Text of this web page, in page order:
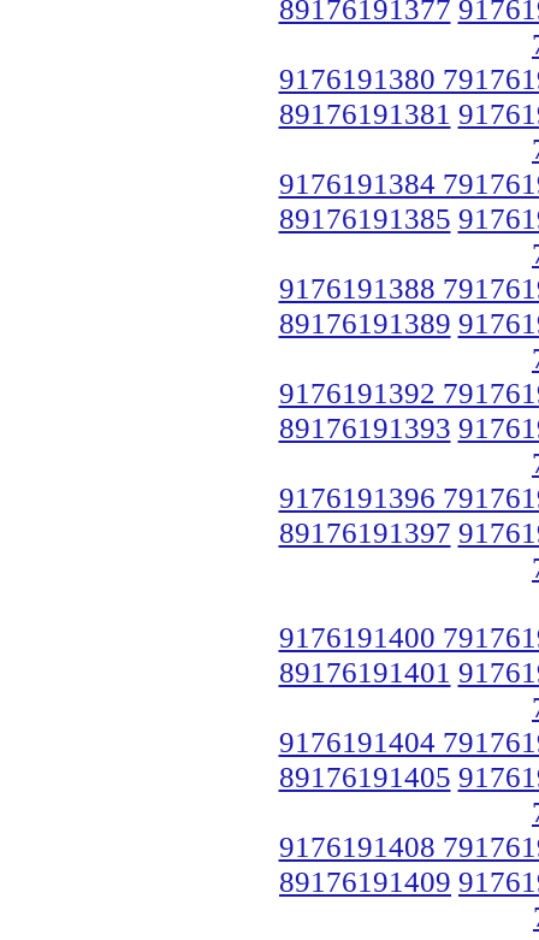
89176191377
9176191380
89176191381
9176191384
89176191385
9176191388
89176191389
9176191392
89176191393
9176191396
89176191397
9176191400
89176191401
9176191404
89176191405
9176191408
89176191409